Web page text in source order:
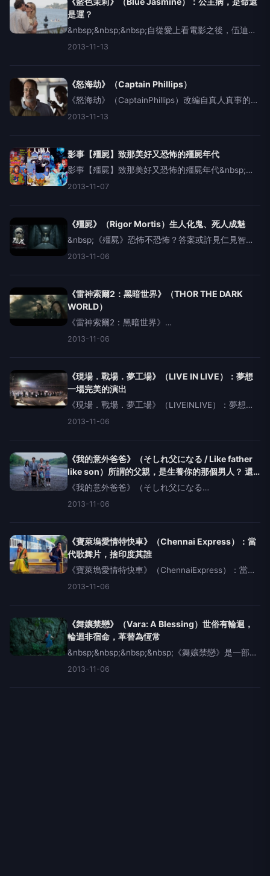
是運？
&nbsp;&nbsp;&nbsp;自從愛上看電影之後，伍迪艾
倫每年必出產一部的電影作品對我而言都是重要的
底愛上這位老爺爺。而今年、剛好有機會上到聞天
祥
2013-11-13
《怒海劫》（Captain Phillips）
《怒海劫》（CaptainPhillips）改編自真人真事的
《怒海劫》，故事線很單純、架構也很簡單，但是
得句句鏗鏘，再加上湯姆漢克斯無懈可擊的演技，
電影
2013-11-13
影事【殭屍】致那美好又恐怖的殭屍年代
影事【殭屍】致那美好又恐怖的殭屍年代&nbsp;
【香港殭屍電影】要說香港殭屍電影的經典，毫無
呼吸》）。不過在說殭屍電影之前，我們先倒退回
《殭屍先
2013-11-07
《殭屍》（Rigor Mortis）生人化鬼、死人成魅
&nbsp;《殭屍》恐怖不恐怖？答案或許見仁見智，
但反正我是在座位上幾乎要跳起來三次。
最佳新導演、視覺效果、造型設計等獎項，私以為
即
2013-11-06
《雷神索爾2：黑暗世界》（THOR THE DARK
WORLD）
《雷神索爾2：黑暗世界》
（THORTHEDARKWORLD）&nbsp;&nbsp;漫威的
科學家珍福斯特與索爾神的配對，就像是金庸筆下
的黃蓉與郭靖
2013-11-06
《現場．戰場．夢工場》（LIVE IN LIVE）：夢想
一場完美的演出
《現場．戰場．夢工場》（LIVEINLIVE）：夢想一
場完美的演出如果說《五月天諾亞方舟》是打破時
感受到『聽演唱會』的自由，那麼進電影院看《現
場．戰場
2013-11-06
《我的意外爸爸》（そしれ父になる / Like father
like son）所謂的父親，是生養你的那個男人？ 還
是需要有其他的條件？
《我的意外爸爸》（そしれ父になる
&nbsp;/Likefatherlikeson）所謂的父親，是生養你
&nbsp;&nbsp;&nbsp;
2013-11-06
《寶萊塢愛情特快車》（Chennai Express）：當
代歌舞片，捨印度其誰
《寶萊塢愛情特快車》（ChennaiExpress）：當代
歌舞片，捨印度其誰&nbsp;&nbsp;&nbsp;明明對於
地選了寶萊塢電影來看，而且每一
2013-11-06
《舞孃禁戀》（Vara: A Blessing）世俗有輪迴，
輪迴非宿命，革替為恆常
&nbsp;&nbsp;&nbsp;&nbsp;《舞孃禁戀》是一部氣
氛洋溢、故事又有趣的電影。這次仁波切用的是極
事本身所要傳達的意念卻是複雜的，言簡意賅
2013-11-06